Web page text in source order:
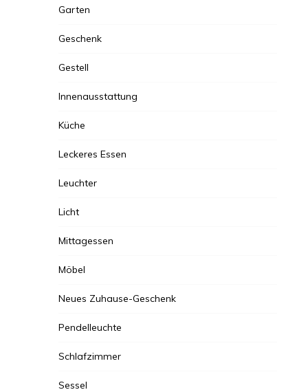
Garten
Geschenk
Gestell
Innenausstattung
Küche
Leckeres Essen
Leuchter
Licht
Mittagessen
Möbel
Neues Zuhause-Geschenk
Pendelleuchte
Schlafzimmer
Sessel